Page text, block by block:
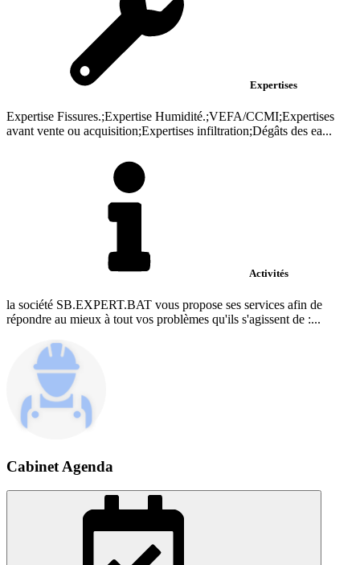
Expertises
Expertise Fissures.;Expertise Humidité.;VEFA/CCMI;Expertises
avant vente ou acquisition;Expertises infiltration;Dégâts des ea...
Activités
la société SB.EXPERT.BAT vous propose ses services afin de
répondre au mieux à tout vos problèmes qu'ils s'agissent de :...
Cabinet Agenda